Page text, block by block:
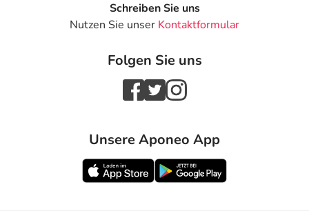
Schreiben Sie uns
Nutzen Sie unser Kontaktformular
Folgen Sie uns
Unsere Aponeo App